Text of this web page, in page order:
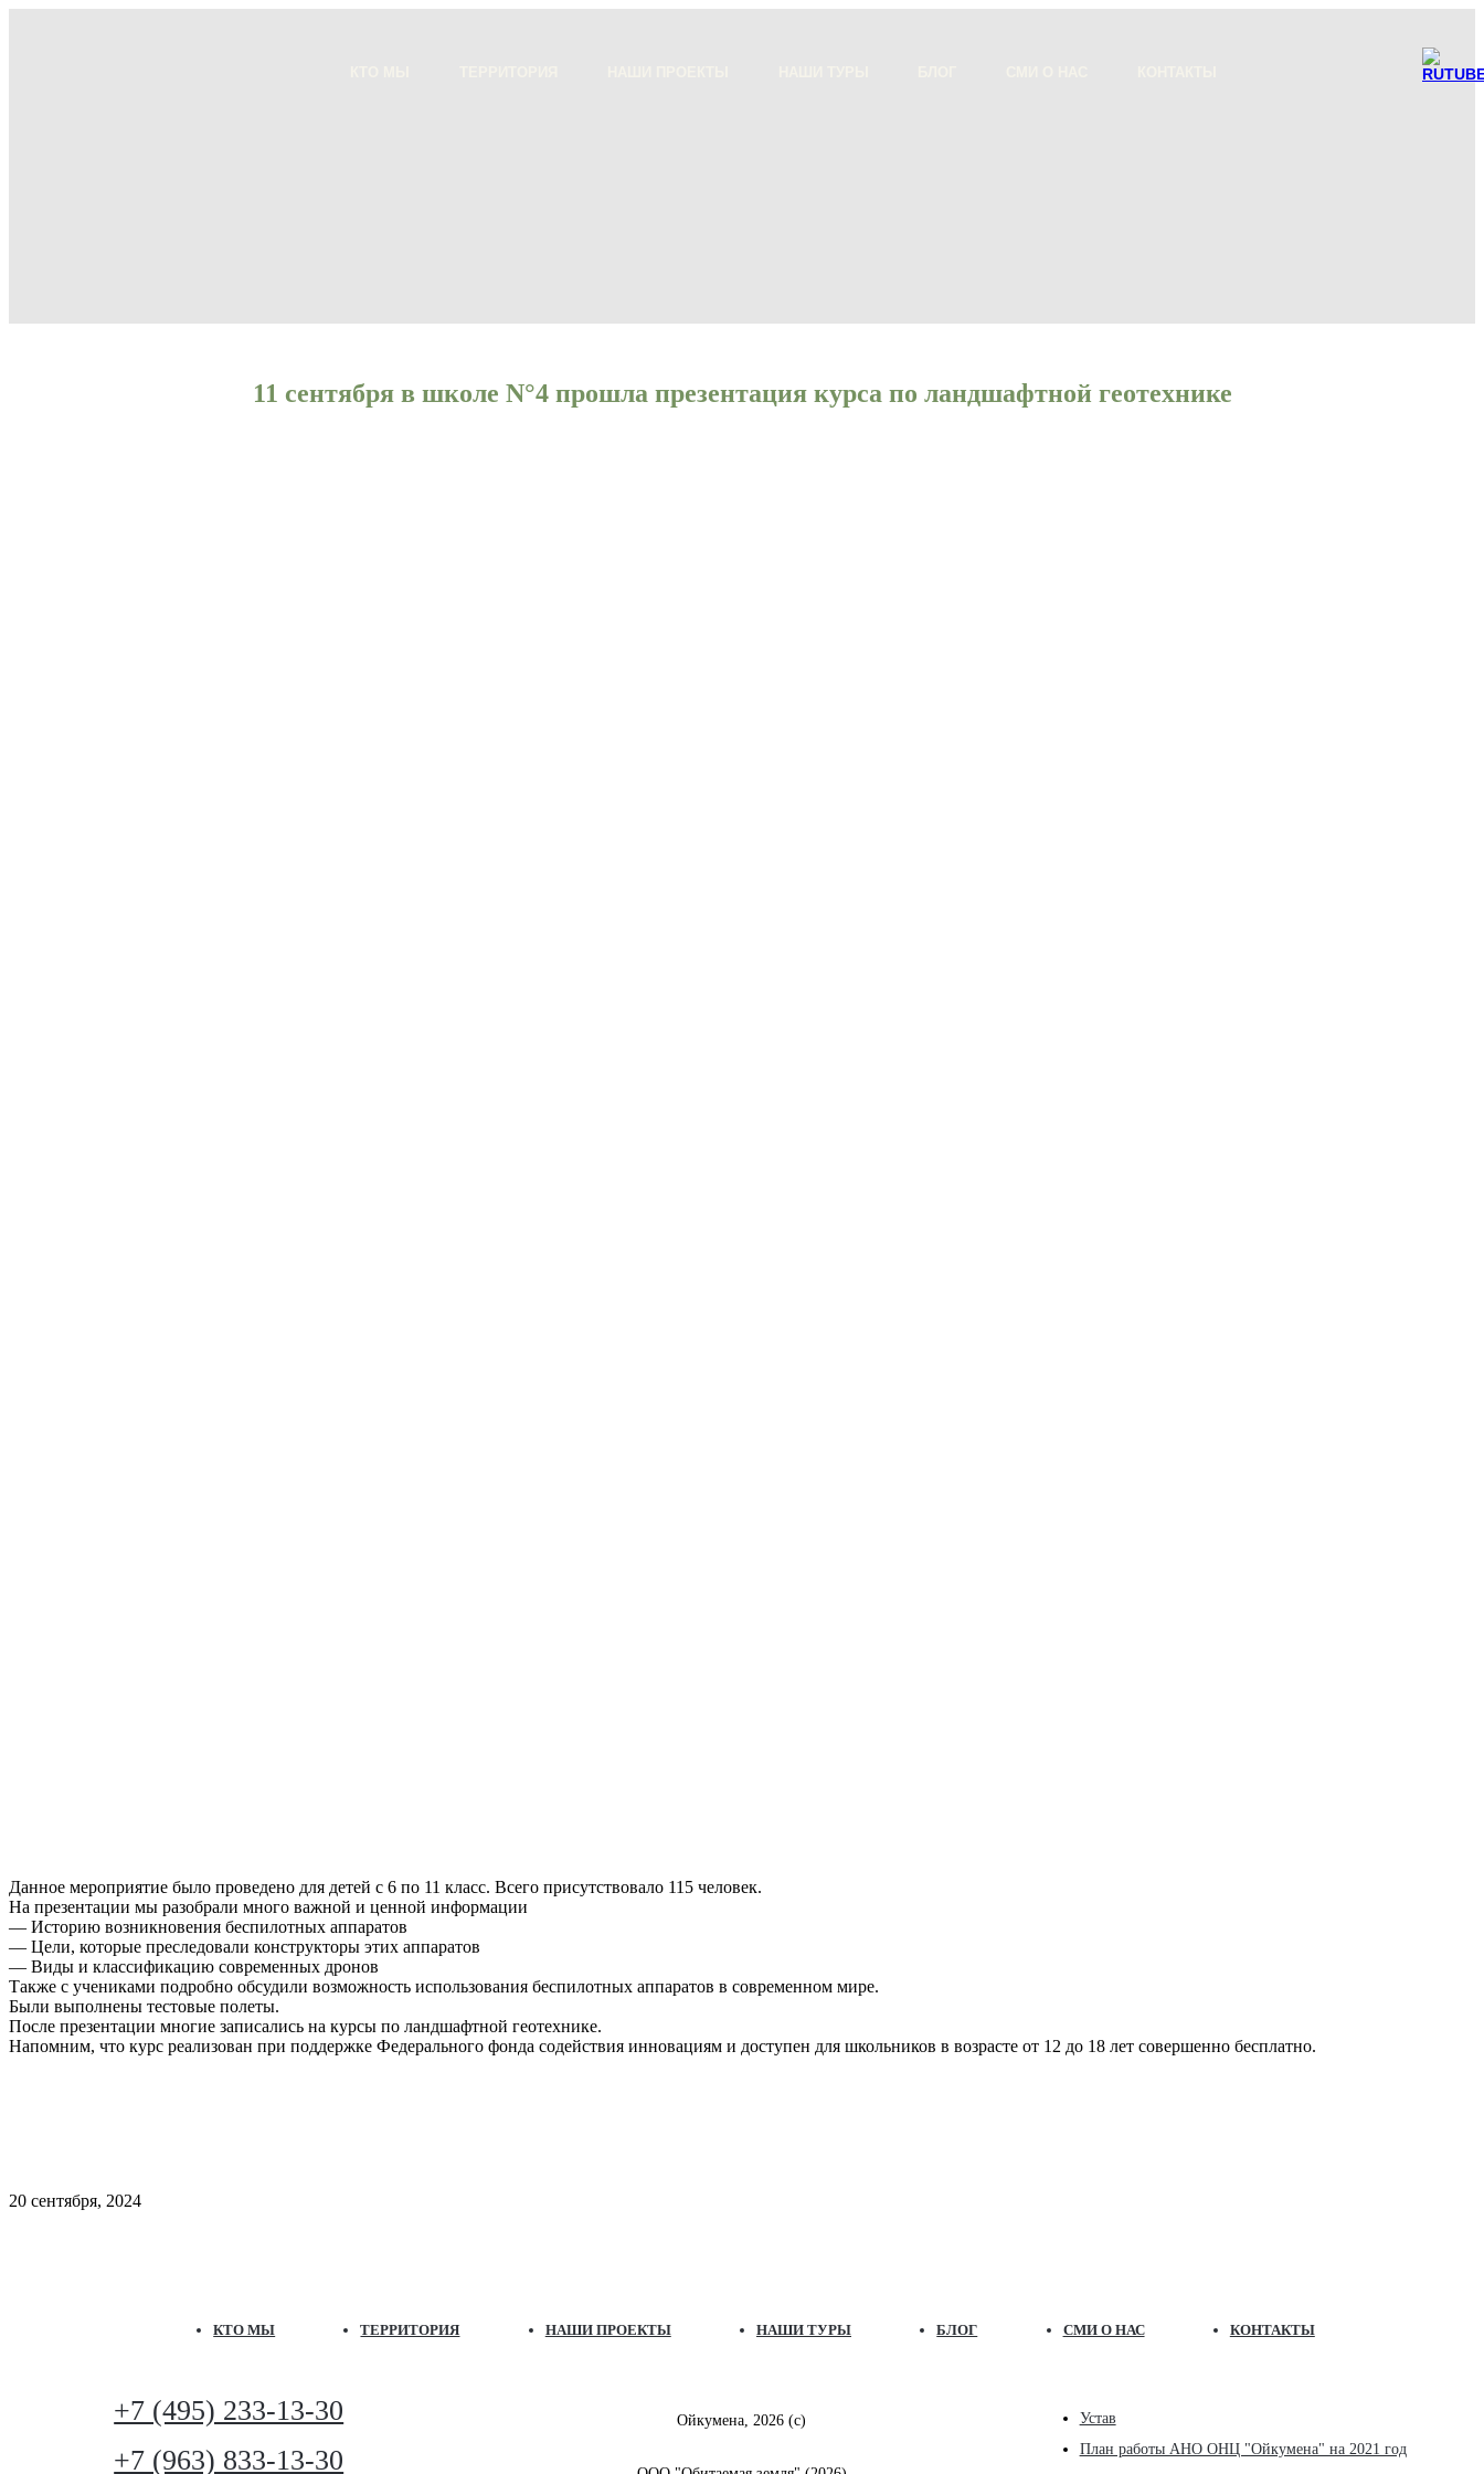
11 сентября в школе N°4 прошла презентация курса по ландшафтной геотехнике
Данное мероприятие было проведено для детей с 6 по 11 класс. Всего присутствовало 115 человек.
На презентации мы разобрали много важной и ценной информации
— Историю возникновения беспилотных аппаратов
— Цели, которые преследовали конструкторы этих аппаратов
— Виды и классификацию современных дронов
Также с учениками подробно обсудили возможность использования беспилотных аппаратов в современном мире.
Были выполнены тестовые полеты.
После презентации многие записались на курсы по ландшафтной геотехнике.
Напомним, что курс реализован при поддержке Федерального фонда содействия инновациям и доступен для школьников в возрасте от 12 до 18 лет совершенно бесплатно.
20 сентября, 2024
КТО МЫ ТЕРРИТОРИЯ НАШИ ПРОЕКТЫ НАШИ ТУРЫ БЛОГ СМИ О НАС КОНТАКТЫ
+7 (495) 233-13-30
+7 (963) 833-13-30
Ойкумена, 2026 (с)
Устав
План работы АНО ОНЦ "Ойкумена" на 2021 год